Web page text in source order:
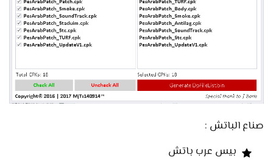
صناع الباتش :
بيس عرب باتش